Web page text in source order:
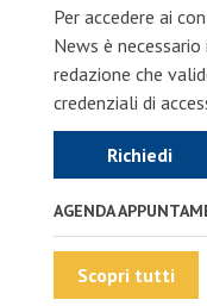
Per accedere ai
News è
redazione che
credenziali di
Richiedi
AGENDA
Scopri tutti